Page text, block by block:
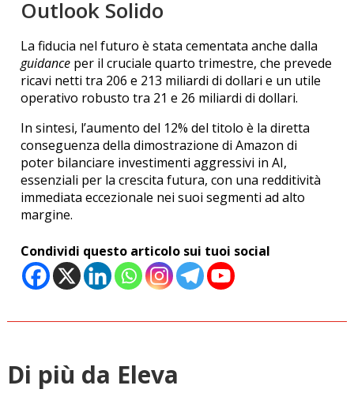
Outlook Solido
La fiducia nel futuro è stata cementata anche dalla
guidance per il cruciale quarto trimestre, che prevede
ricavi netti tra 206 e 213 miliardi di dollari e un utile
operativo robusto tra 21 e 26 miliardi di dollari.
In sintesi, l’aumento del 12% del titolo è la diretta
conseguenza della dimostrazione di Amazon di
poter bilanciare investimenti aggressivi in AI,
essenziali per la crescita futura, con una redditività
immediata eccezionale nei suoi segmenti ad alto
margine.
Condividi questo articolo sui tuoi social
Di più da Eleva